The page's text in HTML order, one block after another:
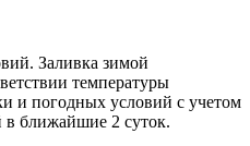
Заливка зимой
температуры
и погодных условий с учетом
ближайшие 2 суток.